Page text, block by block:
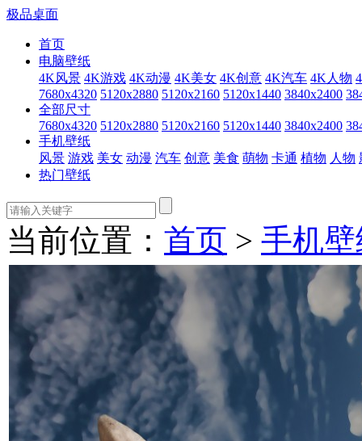
极品桌面
首页
电脑壁纸
4K风景 4K游戏 4K动漫 4K美女 4K创意 4K汽车 4K人物
7680x4320 5120x2880 5120x2160 5120x1440 3840x2400
全部尺寸
7680x4320 5120x2880 5120x2160 5120x1440 3840x2400
手机壁纸
风景 游戏 美女 动漫 汽车 创意 美食 萌物 卡通 植物 人物
热门壁纸
当前位置： 首页 > 手机